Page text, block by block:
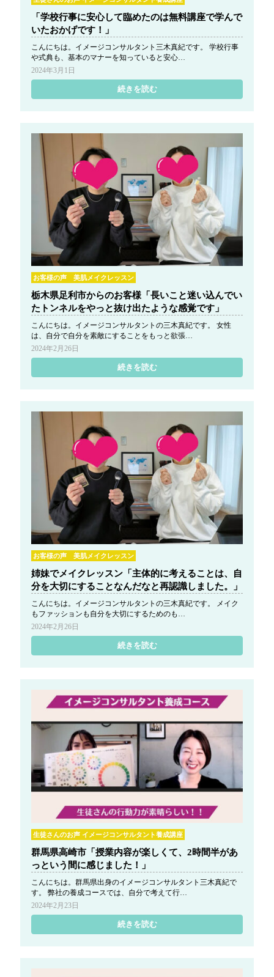
「学校行事に安心して臨めたのは無料講座で学んで
いたおかげです！」
こんにちは。イメージコンサルタント三木真紀です。 学校行事
や式典も、基本のマナーを知っていると安心…
2024年3月1日
続きを読む
お客様の声 美肌メイクレッスン
栃木県足利市からのお客様「長いこと迷い込んでい
たトンネルをやっと抜け出たような感覚です」
こんにちは。イメージコンサルタントの三木真紀です。 女性
は、自分で自分を素敵にすることをもっと欲張…
2024年2月26日
続きを読む
お客様の声 美肌メイクレッスン
姉妹でメイクレッスン「主体的に考えることは、自
分を大切にすることなんだなと再認識しました。」
こんにちは。イメージコンサルタントの三木真紀です。 メイク
もファッションも自分を大切にするためのも…
2024年2月26日
続きを読む
生徒さんのお声 イメージコンサルタント養成講座
群馬県高崎市「授業内容が楽しくて、2時間半があ
っという間に感じました！」
こんにちは。群馬県出身のイメージコンサルタント三木真紀で
す。 弊社の養成コースでは、自分で考えて行…
2024年2月23日
続きを読む